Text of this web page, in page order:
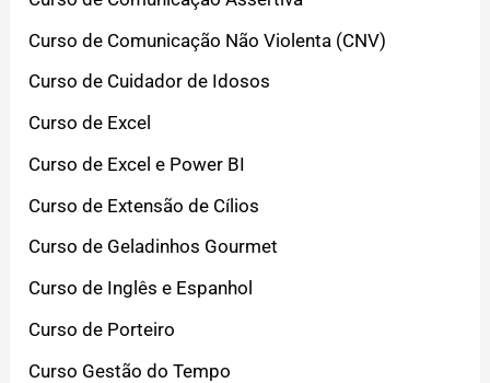
Curso de Comunicação Não Violenta (CNV)
Curso de Cuidador de Idosos
Curso de Excel
Curso de Excel e Power BI
Curso de Extensão de Cílios
Curso de Geladinhos Gourmet
Curso de Inglês e Espanhol
Curso de Porteiro
Curso Gestão do Tempo